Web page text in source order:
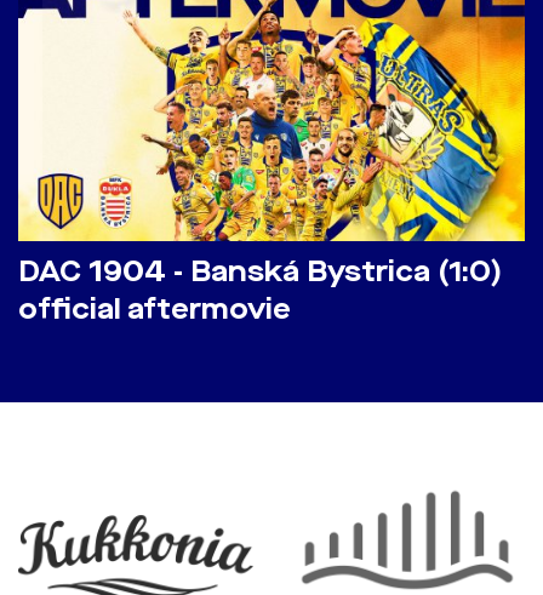
DAC 1904 - Banská Bystrica (1:0)
official aftermovie